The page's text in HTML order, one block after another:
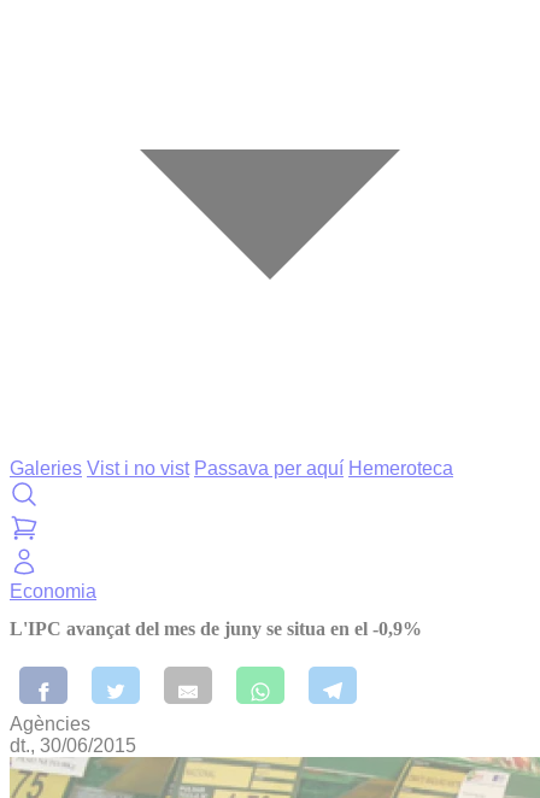
Galeries Vist i no vist Passava per aquí Hemeroteca
Economia
L'IPC avançat del mes de juny se situa en el -0,9%
Agències
dt., 30/06/2015